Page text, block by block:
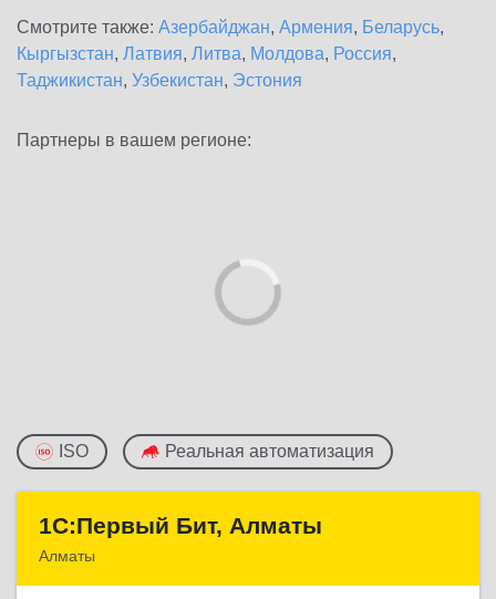
Смотрите также: Азербайджан, Армения, Беларусь,
Кыргызстан, Латвия, Литва, Молдова, Россия,
Таджикистан, Узбекистан, Эстония
Партнеры в вашем регионе:
ISO Реальная автоматизация
1С:Первый Бит, Алматы
Алматы
1С:Первый Бит, Алматы